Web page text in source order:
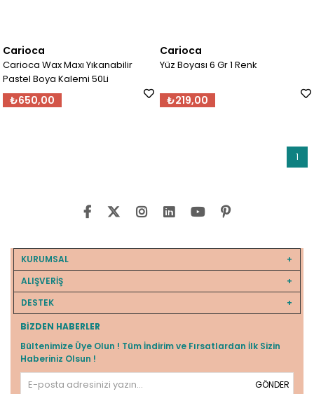
Carioca
Carioca Wax Maxı Yıkanabilir
Pastel Boya Kalemi 50Li
₺650,00
Carioca
Yüz Boyası 6 Gr 1 Renk
₺219,00
1
KURUMSAL
ALIŞVERİŞ
DESTEK
BIZDEN HABERLER
Bültenimize Üye Olun ! Tüm İndirim ve Fırsatlardan İlk Sizin
Haberiniz Olsun !
GÖNDER